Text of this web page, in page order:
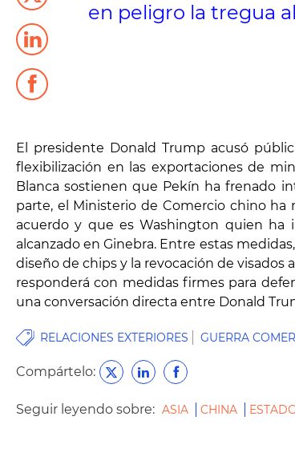
en peligro la tregua
El presidente Donald Trump acusó
flexibilización en las exportaciones de
Blanca sostienen que Pekín ha frenado
parte, el Ministerio de Comercio chino ha
acuerdo y que es Washington quien ha
alcanzado en Ginebra. Entre estas
diseño de chips y la revocación de
responderá con medidas firmes para
una conversación directa entre Donald
RELACIONES EXTERIORES GUERRA
Compártelo:
Seguir leyendo sobre: ASIA CHINA